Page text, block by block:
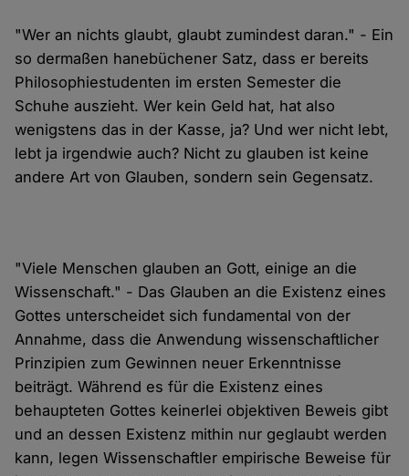
"Wer an nichts glaubt, glaubt zumindest daran." - Ein
so dermaßen hanebüchener Satz, dass er bereits
Philosophiestudenten im ersten Semester die
Schuhe auszieht. Wer kein Geld hat, hat also
wenigstens das in der Kasse, ja? Und wer nicht lebt,
lebt ja irgendwie auch? Nicht zu glauben ist keine
andere Art von Glauben, sondern sein Gegensatz.
"Viele Menschen glauben an Gott, einige an die
Wissenschaft." - Das Glauben an die Existenz eines
Gottes unterscheidet sich fundamental von der
Annahme, dass die Anwendung wissenschaftlicher
Prinzipien zum Gewinnen neuer Erkenntnisse
beiträgt. Während es für die Existenz eines
behaupteten Gottes keinerlei objektiven Beweis gibt
und an dessen Existenz mithin nur geglaubt werden
kann, legen Wissenschaftler empirische Beweise für